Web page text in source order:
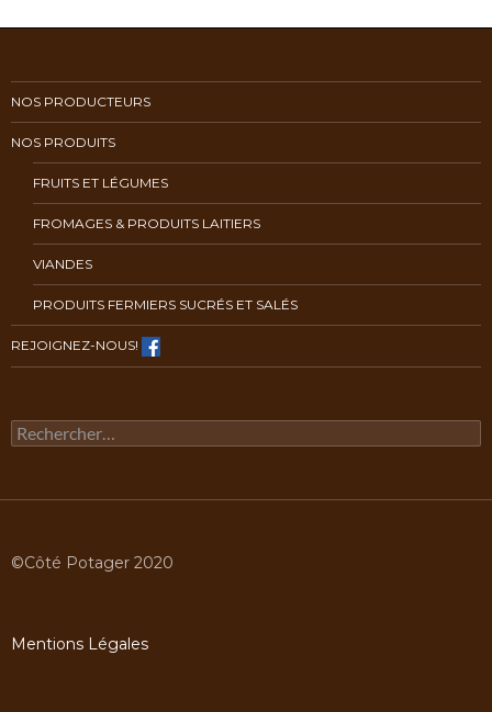
NOS PRODUCTEURS
NOS PRODUITS
FRUITS ET LÉGUMES
FROMAGES & PRODUITS LAITIERS
VIANDES
PRODUITS FERMIERS SUCRÉS ET SALÉS
REJOIGNEZ-NOUS!
Rechercher :
©Côté Potager 2020
Mentions Légales